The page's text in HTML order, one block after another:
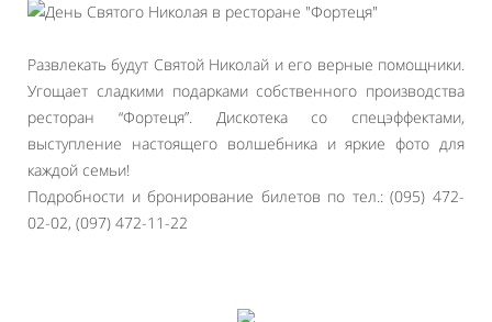
Развлекать будут Святой Николай и его верные помощники.
Угощает сладкими подарками собственного производства
ресторан “Фортеця”. Дискотека со спецэффектами,
выступление настоящего волшебника и яркие фото для
каждой семьи!
Подробности и бронирование билетов по тел.: (095) 472-
02-02, (097) 472-11-22